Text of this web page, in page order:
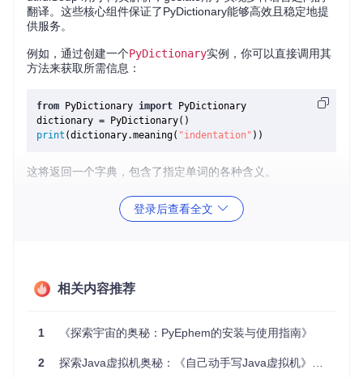
翻译。这些核心组件保证了PyDictionary能够高效且稳定地提
供服务。
例如，通过创建一个PyDictionary实例，你可以直接调用其
方法来获取所需信息：
from PyDictionary import PyDictionary
print (dictionary.meaning( "indentation"
这将返回一个字典，包含了指定单词的各种含义。
3、项目及技术应用场景
：帮助学生快速查找生词意义，提高学习效率。
换。
多功能：不仅提供单词含义，还涵盖同义词、反义词和翻
译。
跨平台：完全兼容Python 2和3。
登录后查看全文
相关内容推荐
1 《探索宇宙的奥秘：PyEphem的安装与使用指南》
2 探索Java虚拟机奥秘：《自己动手写Java虚拟机》开源项目深度剖析